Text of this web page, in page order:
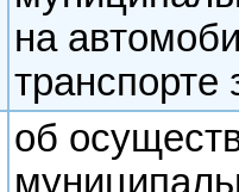
на
транспорте
об